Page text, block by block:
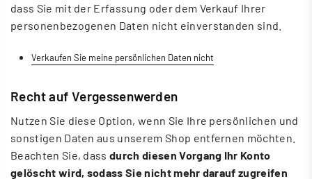
dass Sie mit der Erfassung oder dem Verkauf Ihrer
personenbezogenen Daten nicht einverstanden sind.
Verkaufen Sie meine persönlichen Daten nicht
Recht auf Vergessenwerden
Nutzen Sie diese Option, wenn Sie Ihre persönlichen und
sonstigen Daten aus unserem Shop entfernen möchten.
Beachten Sie, dassdurch diesen Vorgang Ihr Konto
gelöscht wird, sodass Sie nicht mehr darauf zugreifen